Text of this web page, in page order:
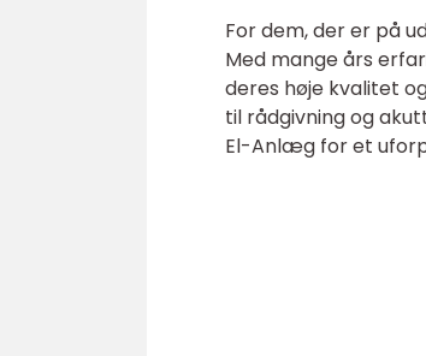
For dem, der er på
Med mange års
deres høje kvalitet
til rådgivning og
El-Anlæg for et